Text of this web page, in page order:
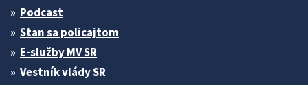
Podcast
Stan sa policajtom
E-služby MV SR
Vestník vlády SR